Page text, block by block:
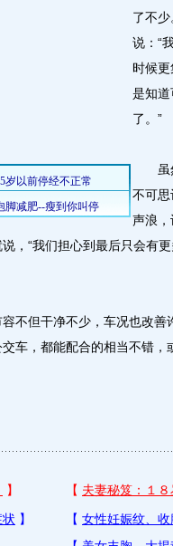
了不
说：“
时候
是知道
了。”
虽然
不可
声浪，
，“我们担心到最后只会有
但干净不少，车况也改善
车，都能配合的相当不错，